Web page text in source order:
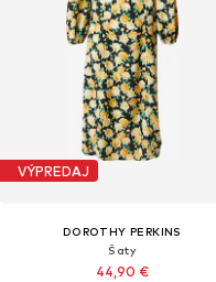
VÝPREDAJ
DOROTHY PERKINS
Šaty
44,90 €